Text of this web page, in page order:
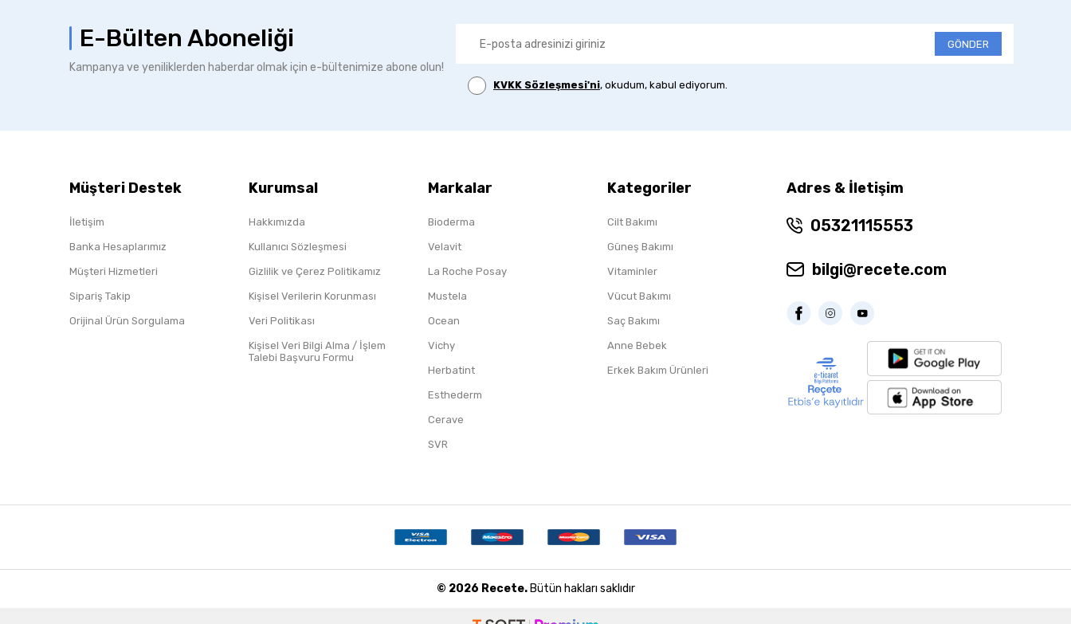
E-Bülten Aboneliği
Kampanya ve yeniliklerden haberdar olmak için e-bültenimize abone olun!
GÖNDER
KVKK Sözleşmesi'ni, okudum, kabul ediyorum.
Müşteri Destek
İletişim
Banka Hesaplarımız
Müşteri Hizmetleri
Sipariş Takip
Orijinal Ürün Sorgulama
Kurumsal
Hakkımızda
Kullanıcı Sözleşmesi
Gizlilik ve Çerez Politikamız
Kişisel Verilerin Korunması
Veri Politikası
Kişisel Veri Bilgi Alma / İşlem
Talebi Başvuru Formu
Markalar
Bioderma
Velavit
La Roche Posay
Mustela
Ocean
Vichy
Herbatint
Esthederm
Cerave
SVR
Kategoriler
Cilt Bakımı
Güneş Bakımı
Vitaminler
Vücut Bakımı
Saç Bakımı
Anne Bebek
Erkek Bakım Ürünleri
Adres & İletişim
05321115553
bilgi@recete.com
© 2026 Recete.Bütün hakları saklıdır